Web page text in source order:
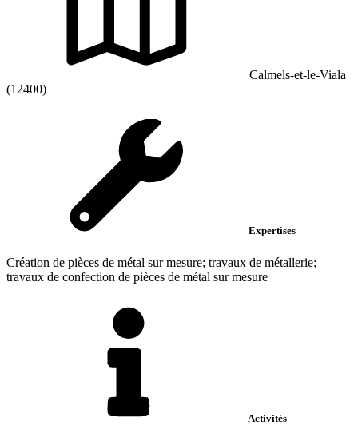
Calmels-et-le-Viala
(12400)
Expertises
Création de pièces de métal sur mesure; travaux de métallerie;
travaux de confection de pièces de métal sur mesure
Activités